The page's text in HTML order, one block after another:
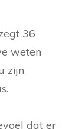
36
weten
zijn
dat er